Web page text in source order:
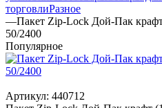
торговлиРазное
—Пакет Zip-Lock Дой-Пак
50/2400
Популярное
Артикул: 440712